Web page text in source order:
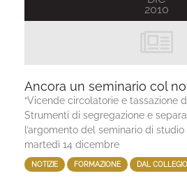
Ancora un seminario col
“Vicende circolatorie e tassazione
Strumenti di segregazione e
l’argomento del seminario di
martedì 14 dicembre
NOTIZIE FORMAZIONE DAL COLLEGIO
2010